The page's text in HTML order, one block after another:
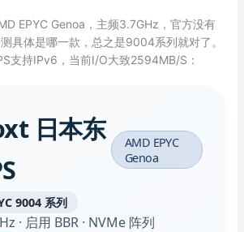
EPYC Genoa，主频3.7GHz，官方没有
具体是哪一款，总之是9004系列就对了。
支持IPv6，当前I/O大致2594MB/S：
日本东
AMD EPYC
Genoa
9004 系列
· 启用 BBR · NVMe 阵列